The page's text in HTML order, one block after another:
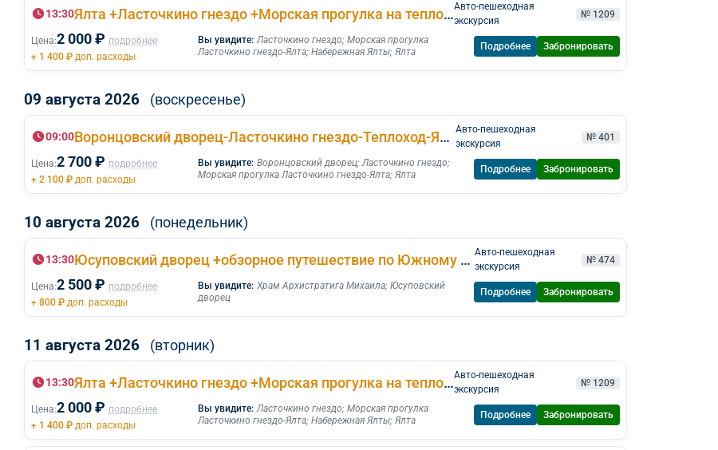
13:30 № 1209
Ялта +Ласточкино гнездо +Морская прогулка на теплоходеАвто-пешеходная
экскурсия
Цена:2 000 ₽ подробнее
+ 1 400 ₽ доп. расходы
Вы увидите: Ласточкино гнездо; Морская прогулка
Ласточкино гнездо-Ялта; Набережная Ялты; Ялта Подробнее Забронировать
09 августа 2026 (воскресенье)
09:00 № 401
Воронцовский дворец-Ласточкино гнездо-Теплоход-Ялта Авто-пешеходная
экскурсия
Цена:2 700 ₽ подробнее
+ 2 100 ₽ доп. расходы
Вы увидите: Воронцовский дворец; Ласточкино гнездо;
Морская прогулка Ласточкино гнездо-Ялта; Ялта Подробнее Забронировать
10 августа 2026 (понедельник)
13:30 № 474
Юсуповский дворец +обзорное путешествие по Южному берегу Крыма Авто-пешеходная
экскурсия
Цена:2 500 ₽ подробнее
+ 800 ₽ доп. расходы
Вы увидите: Храм Архистратига Михаила; Юсуповский
дворец
Подробнее Забронировать
11 августа 2026 (вторник)
13:30 № 1209
Ялта +Ласточкино гнездо +Морская прогулка на теплоходеАвто-пешеходная
экскурсия
Цена:2 000 ₽ подробнее
+ 1 400 ₽ доп. расходы
Вы увидите: Ласточкино гнездо; Морская прогулка
Ласточкино гнездо-Ялта; Набережная Ялты; Ялта Подробнее Забронировать